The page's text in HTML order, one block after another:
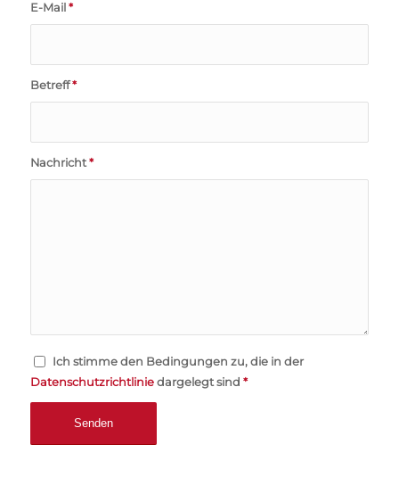
E-Mail *
Betreff*
Nachricht*
Ich stimme den Bedingungen zu, die in der
Datenschutzrichtliniedargelegt sind *